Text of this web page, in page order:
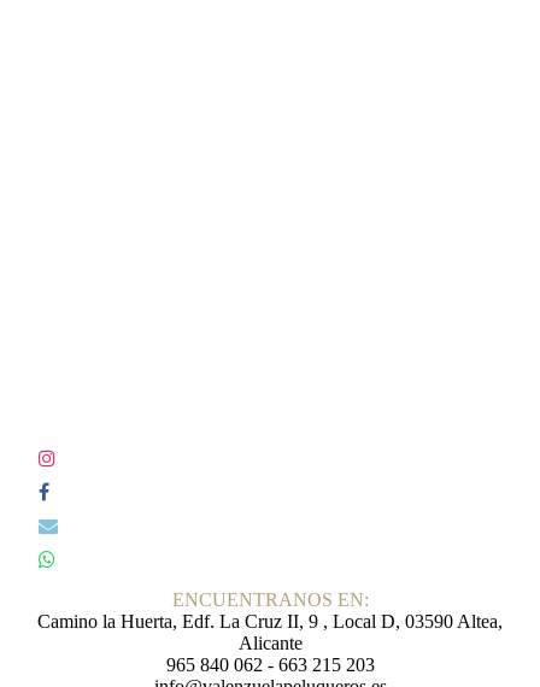
ENCUENTRANOS EN:
Camino la Huerta, Edf. La Cruz II, 9 , Local D, 03590 Altea,
Alicante
965 840 062 - 663 215 203